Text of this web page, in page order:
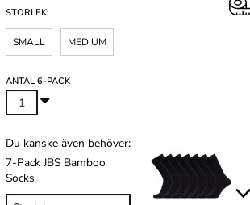
STORLEK:
SMALL MEDIUM
ANTAL 6-PACK
Du kanske även behöver:
7-Pack JBS Bamboo
Socks